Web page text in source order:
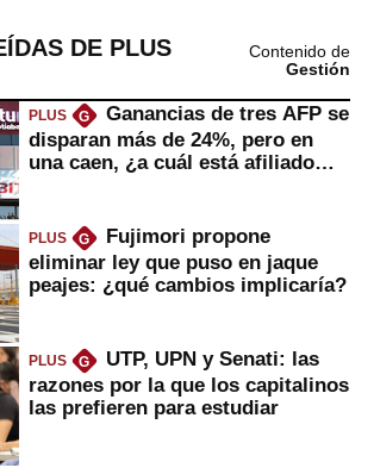
DE PLUS
Contenido de
Gestión
PLUS G
Ganancias de tres AFP se
disparan más de 24%, pero en
una caen, ¿a cuál está afiliado
PLUS G
Fujimori propone
eliminar ley que puso en jaque
peajes: ¿qué cambios implicaría?
PLUS G
UTP, UPN y Senati: las
razones por la que los capitalinos
las prefieren para estudiar